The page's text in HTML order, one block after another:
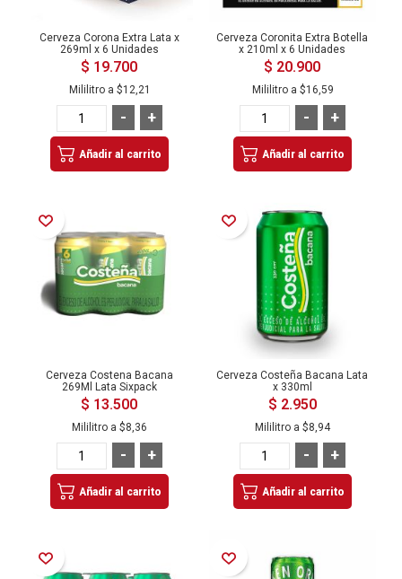
Cerveza Corona Extra Lata x
269ml x 6 Unidades
$ 19.700
Mililitro a $12,21
+
-
Añadir al carrito
Cerveza Coronita Extra Botella
x 210ml x 6 Unidades
$ 20.900
Mililitro a $16,59
+
-
Añadir al carrito
Añadir a la Lista de Deseos
Cerveza Costena Bacana
269Ml Lata Sixpack
$ 13.500
Mililitro a $8,36
+
-
Añadir al carrito
Añadir a la Lista de Deseos
Cerveza Costeña Bacana Lata
x 330ml
$ 2.950
Mililitro a $8,94
+
-
Añadir al carrito
Añadir a la Lista de Deseos Añadir a la Lista de Deseos